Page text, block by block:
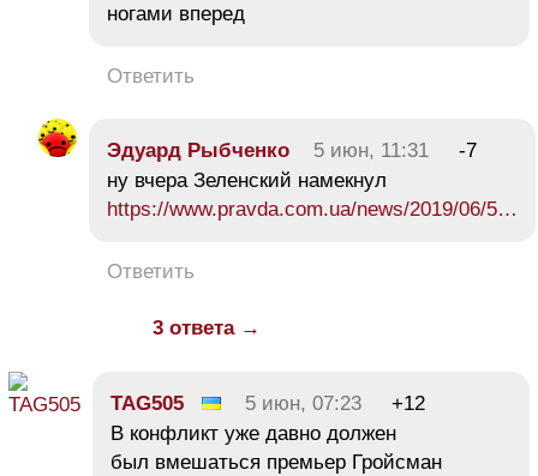
ногами вперед
Ответить
Эдуард Рыбченко 5 июн, 11:31
-7
ну вчера Зеленский намекнул
https://www.pravda.com.ua/news/2019/06/5…
Ответить
3 ответа →
TAG505 5 июн, 07:23
+12
В конфликт уже давно должен
был вмешаться премьер Гройсман